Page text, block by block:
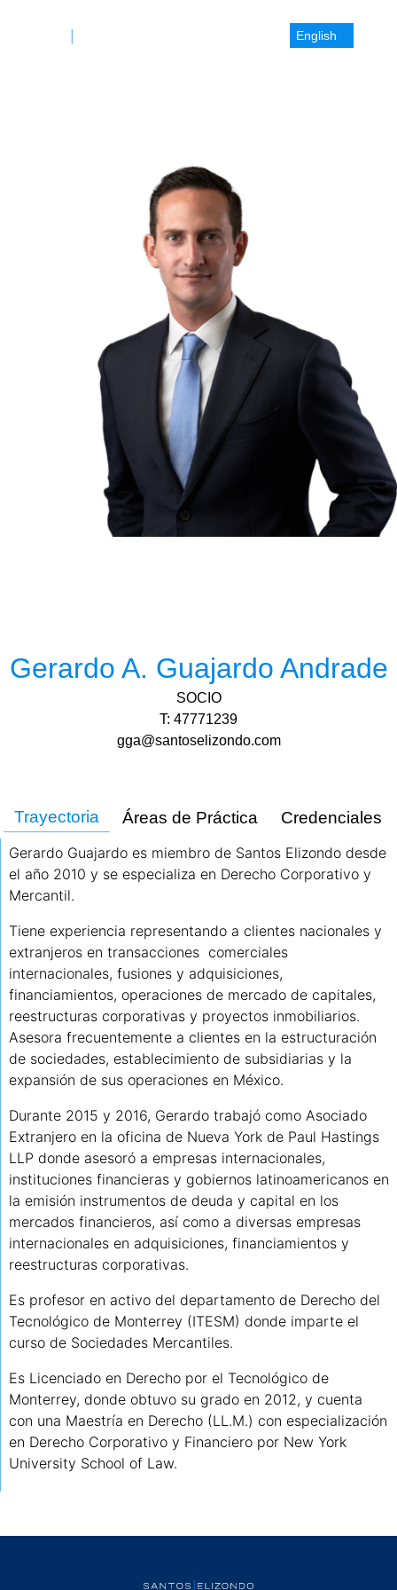
English
Gerardo A. Guajardo Andrade
SOCIO
T: 47771239
gga@santoselizondo.com
Trayectoria Áreas de Práctica Credenciales
Gerardo Guajardo es miembro de Santos Elizondo desde
el año 2010 y se especializa en Derecho Corporativo y
Mercantil.
Tiene experiencia representando a clientes nacionales y
extranjeros en transacciones comerciales
internacionales, fusiones y adquisiciones,
financiamientos, operaciones de mercado de capitales,
reestructuras corporativas y proyectos inmobiliarios.
Asesora frecuentemente a clientes en la estructuración
de sociedades, establecimiento de subsidiarias y la
expansión de sus operaciones en México.
Durante 2015 y 2016, Gerardo trabajó como Asociado
Extranjero en la oficina de Nueva York de Paul Hastings
LLP donde asesoró a empresas internacionales,
instituciones financieras y gobiernos latinoamericanos en
la emisión instrumentos de deuda y capital en los
mercados financieros, así como a diversas empresas
internacionales en adquisiciones, financiamientos y
reestructuras corporativas.
Es profesor en activo del departamento de Derecho del
Tecnológico de Monterrey (ITESM) donde imparte el
curso de Sociedades Mercantiles.
Es Licenciado en Derecho por el Tecnológico de
Monterrey, donde obtuvo su grado en 2012, y cuenta
con una Maestría en Derecho (LL.M.) con especialización
en Derecho Corporativo y Financiero por New York
University School of Law.